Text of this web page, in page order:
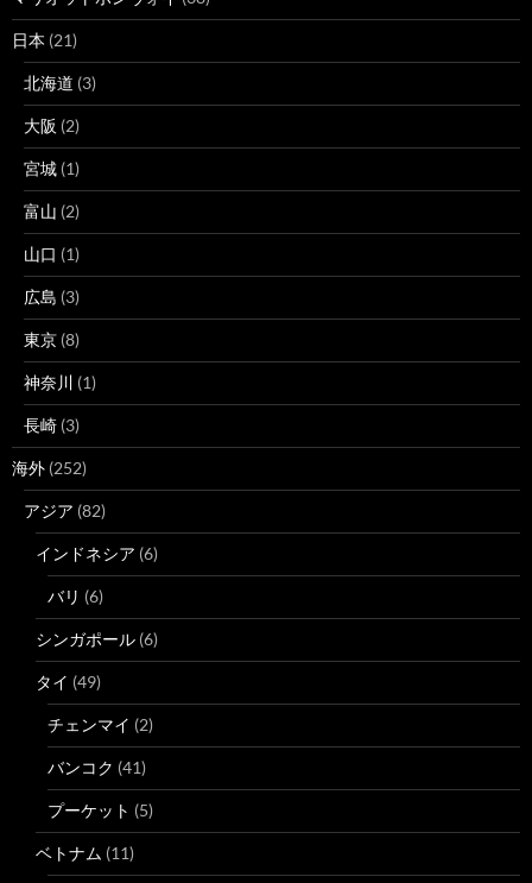
日本 (21)
北海道 (3)
大阪 (2)
宮城 (1)
富山 (2)
山口 (1)
広島 (3)
東京 (8)
神奈川 (1)
長崎 (3)
海外 (252)
アジア (82)
インドネシア (6)
バリ (6)
シンガポール (6)
タイ (49)
チェンマイ (2)
バンコク (41)
プーケット (5)
ベトナム (11)